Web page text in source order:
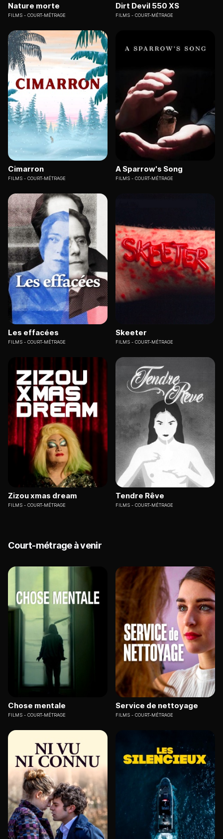
Nature morte
FILMS COURT-MÉTRAGE
Dirt Devil 550 XS
FILMS COURT-MÉTRAGE
Cimarron
FILMS COURT-MÉTRAGE
A Sparrow's Song
FILMS COURT-MÉTRAGE
Les effacées
FILMS COURT-MÉTRAGE
Skeeter
FILMS COURT-MÉTRAGE
Zizou xmas dream
FILMS COURT-MÉTRAGE
Tendre Rêve
FILMS COURT-MÉTRAGE
Court-métrage à venir
Chose mentale
FILMS COURT-MÉTRAGE
Service de nettoyage
FILMS COURT-MÉTRAGE